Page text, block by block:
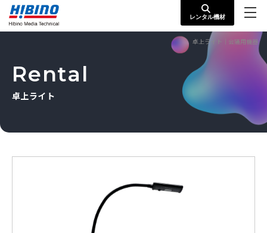
レンタル機材
卓上ライト｜会議用機器
Rental
卓上ライト